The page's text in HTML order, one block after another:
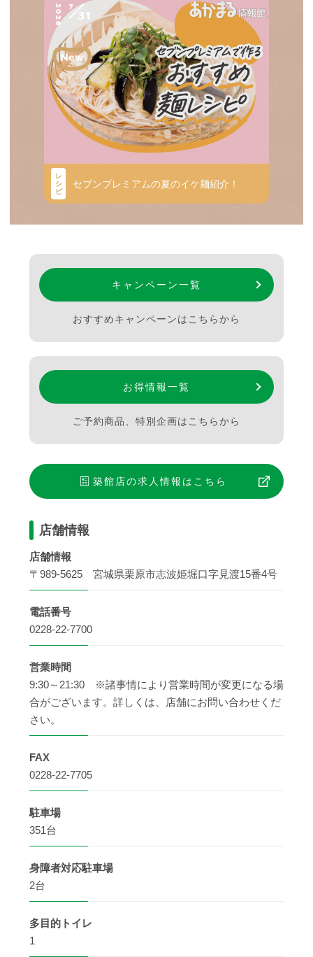
キャンペーン一覧
おすすめキャンペーンはこちらから
お得情報一覧
ご予約商品、特別企画はこちらから
築館店の求人情報はこちら
2026 7
31
レ
シ
ピ
セブンプレミアムの夏のイケ麺紹介！
店舗情報
店舗情報
〒989-5625 宮城県栗原市志波姫堀口字見渡15番4号
電話番号
0228-22-7700
営業時間
9:30～21:30 ※諸事情により営業時間が変更になる場
合がございます。詳しくは、店舗にお問い合わせくだ
さい。
FAX
0228-22-7705
駐車場
351台
身障者対応駐車場
2台
多目的 トイレ
1